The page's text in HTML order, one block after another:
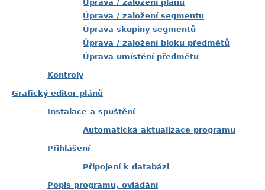
Úprava / založení plánu
Úprava / založení segmentu
Úprava skupiny segmentů
Úprava / založení bloku předmětů
Úprava umístění předmětu
Kontroly
Grafický editor plánů
Instalace a spuštění
Automatická aktualizace programu
Přihlášení
Připojení k databázi
Popis programu, ovládání